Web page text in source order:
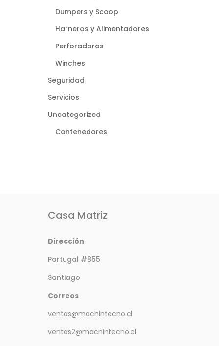
Dumpers y Scoop
Harneros y Alimentadores
Perforadoras
Winches
Seguridad
Servicios
Uncategorized
Contenedores
Casa Matriz
Dirección
Portugal #855
Santiago
Correos
ventas@machintecno.cl
ventas2@machintecno.cl